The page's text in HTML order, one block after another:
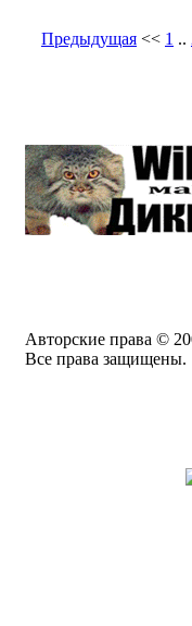
Предыдущая << 1 ..
Авторские права ©
Все права защищены.